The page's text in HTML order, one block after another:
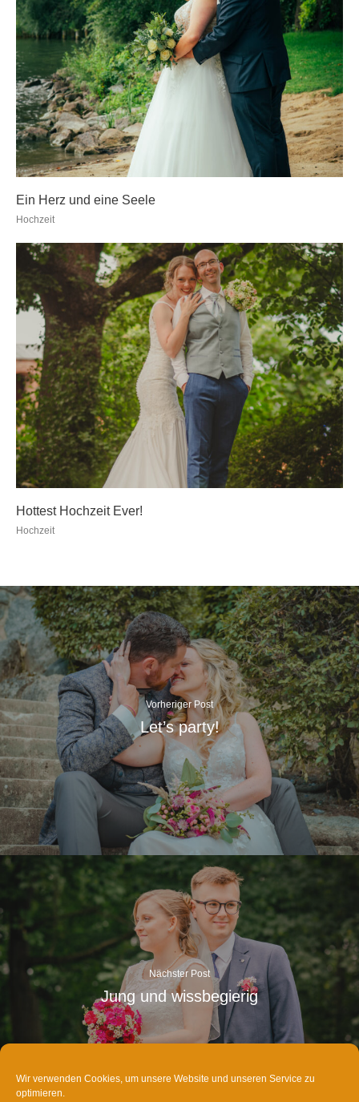
Wir verwenden Cookies, um unsere Website und unseren Service zu
optimieren.
Ein Herz und eine Seele
Hochzeit
Hottest Hochzeit Ever!
Hochzeit
Vorheriger Post
Let’s party!
Nächster Post
Jung und wissbegierig